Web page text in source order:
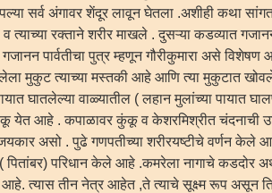
सर्व अंगावर शेंदूर लावून घेतला .अशीही कथा
त्याच्या रक्ताने शरीर माखले . दुसऱ्या कडव्यात
पार्वतीचा पुत्र म्हणून गौरीकुमारा असे
मुकुट त्याच्या मस्तकी आहे आणि त्या मुकुटात
घातलेल्या वाळ्यातील ( लहान मुलांच्या पायात
येत आहे . कपाळावर कुंकू व केशरमिश्रीत चंदनाची
असो . पुढे गणपतीच्या शरीरयष्टीचे वर्णन केले
( पितांबर) परिधान केले आहे .कमरेला नागाचे कडदोर
त्यास तीन नेत्र आहेत ,ते त्याचे सूक्ष्म रूप असून